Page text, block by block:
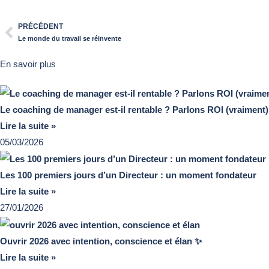
PRÉCÉDENT
Le monde du travail se réinvente
En savoir plus
Le coaching de manager est-il rentable ? Parlons ROI
Lire la suite »
05/03/2026
Les 100 premiers jours d’un Directeur : un moment fondateur
Lire la suite »
27/01/2026
Ouvrir 2026 avec intention, conscience et élan ✨
Lire la suite »